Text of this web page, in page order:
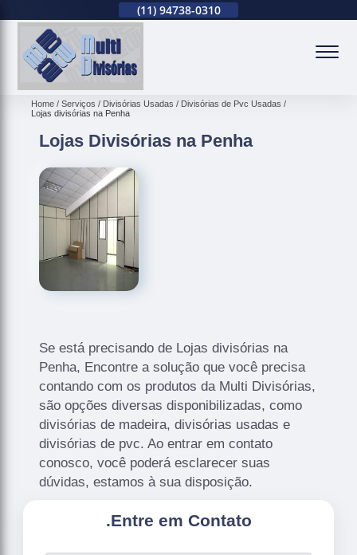
(11) 94738-0310
Home Serviços Divisórias Usadas
Divisórias de Pvc Usadas
Lojas divisórias na Penha
Lojas Divisórias na Penha
Se está precisando de Lojas divisórias na
Penha, Encontre a solução que você precisa
contando com os produtos da Multi Divisórias,
são opções diversas disponibilizadas, como
divisórias de madeira, divisórias usadas e
divisórias de pvc. Ao entrar em contato
conosco, você poderá esclarecer suas
dúvidas, estamos à sua disposição.
.Entre em Contato